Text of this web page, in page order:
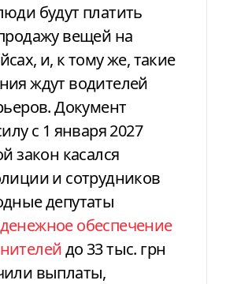
будут платить
вещей на
и, к тому же, такие
ждут водителей
Документ
с 1 января 2027
закон касался
и сотрудников
депутаты
денежное обеспечение
до 33 тыс. грн
выплаты,